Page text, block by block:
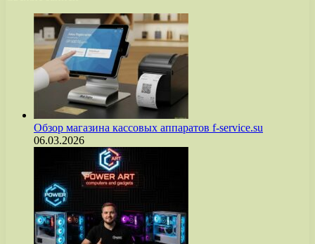
Обзор магазина кассовых аппаратов f-service.su
06.03.2026